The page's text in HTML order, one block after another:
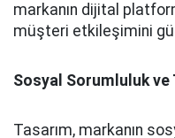
markanın dijital
müşteri etkileşimini
Sosyal Sorumluluk ve
Tasarım, markanın